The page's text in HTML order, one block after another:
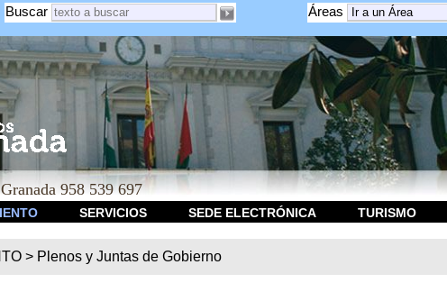
Áreas
Buscar
958 539 697
SERVICIOS SEDE ELECTRÓNICA TURISMO
> Plenos y Juntas de Gobierno